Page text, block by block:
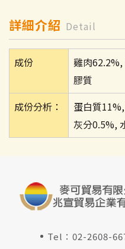
詳細介紹 Detail
成份
雞肉
膠質
成份分析：
蛋白質
灰分0.5%,
Tel：02-2608-